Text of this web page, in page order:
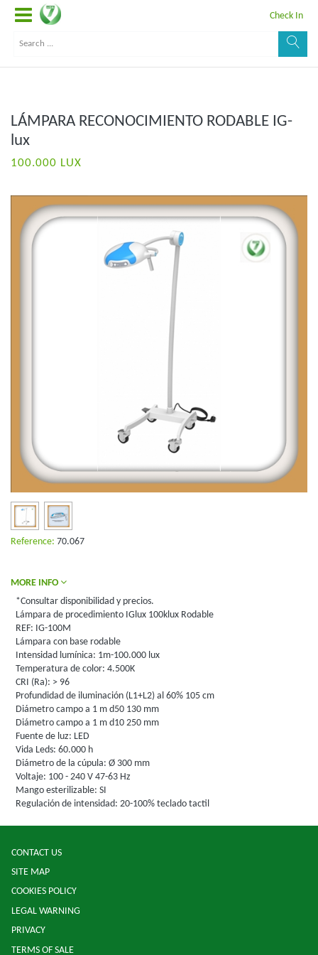
Check In
LÁMPARA RECONOCIMIENTO RODABLE IG-
lux
100.000 LUX
Reference: 70.067
MORE INFO
*Consultar disponibilidad y precios.
Lámpara de procedimiento IGlux 100klux Rodable
REF: IG-100M
Lámpara con base rodable
Intensidad lumínica: 1m-100.000 lux
Temperatura de color: 4.500K
CRI (Ra): > 96
Profundidad de iluminación (L1+L2) al 60% 105 cm
Diámetro campo a 1 m d50 130 mm
Diámetro campo a 1 m d10 250 mm
Fuente de luz: LED
Vida Leds: 60.000 h
Diámetro de la cúpula: Ø 300 mm
Voltaje: 100 - 240 V 47-63 Hz
Mango esterilizable: SI
Regulación de intensidad: 20-100% teclado tactil
CONTACT US
SITE MAP
COOKIES POLICY
LEGAL WARNING
PRIVACY
TERMS OF SALE